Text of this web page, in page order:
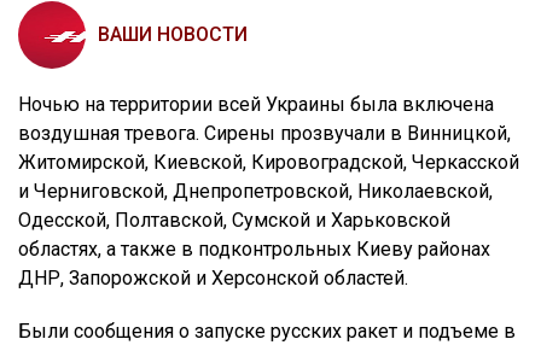
ВАШИ НОВОСТИ
Ночью на территории всей Украины была включена
воздушная тревога. Сирены прозвучали в Винницкой,
Житомирской, Киевской, Кировоградской, Черкасской
и Черниговской, Днепропетровской, Николаевской,
Одесской, Полтавской, Сумской и Харьковской
областях, а также в подконтрольных Киеву районах
ДНР, Запорожской и Херсонской областей.
Были сообщения о запуске русских ракет и подъеме в